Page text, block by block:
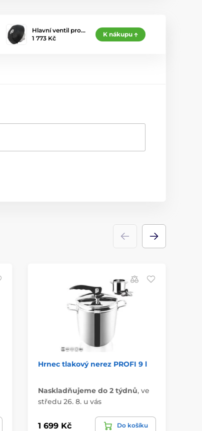
Hlavní ventil pro…
1 773 Kč
K nákupu
Hrnec tlakový nerez PROFI 9 l
Naskladňujeme do 2 týdnů, ve
středu 26. 8. u vás
1 699 Kč Do košíku